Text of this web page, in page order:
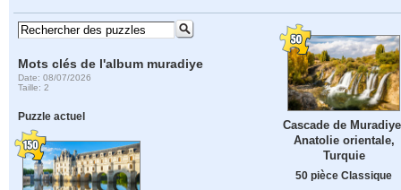
Mots clés de l'album muradiye
Date: 08/07/2026
Taille: 2
Puzzle actuel
Cascade de
Anatolie orientale,
Turquie
50 pièce Classique